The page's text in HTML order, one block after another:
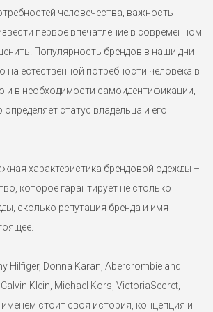
Calvin Klein c круглым вырезом.
Jeans. Маркировка XL на размер 48-50.
человечества, важность
первое впечатление в современном
Популярность брендов в наши дни
на естественной потребности человека в
и в необходимости самоидентификации,
определяет статус владельца и его
характеристика брендовой одежды –
которое гарантирует не столько
сколько репутация бренда и имя
Hilfiger, Donna Karan, Abercrombie and
Klein, Michael Kors, VictoriaSecret,
стоит своя история, концепция и